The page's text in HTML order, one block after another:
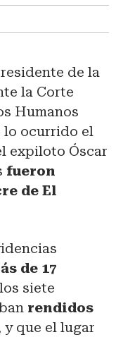
de la
la Corte
Humanos
lo ocurrido el
expiloto Óscar
fueron
de El
de 17
siete
rendidos
y que el lugar